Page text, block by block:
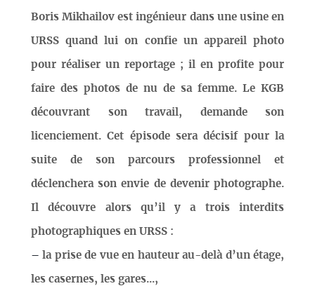
Boris Mikhailov est ingénieur dans une usine en
URSS quand lui on confie un appareil photo
pour réaliser un reportage ; il en profite pour
faire des photos de nu de sa femme. Le KGB
découvrant son travail, demande son
licenciement. Cet épisode sera décisif pour la
suite de son parcours professionnel et
déclenchera son envie de devenir photographe.
Il découvre alors qu’il y a trois interdits
photographiques en URSS :
– la prise de vue en hauteur au-delà d’un étage,
les casernes, les gares...,